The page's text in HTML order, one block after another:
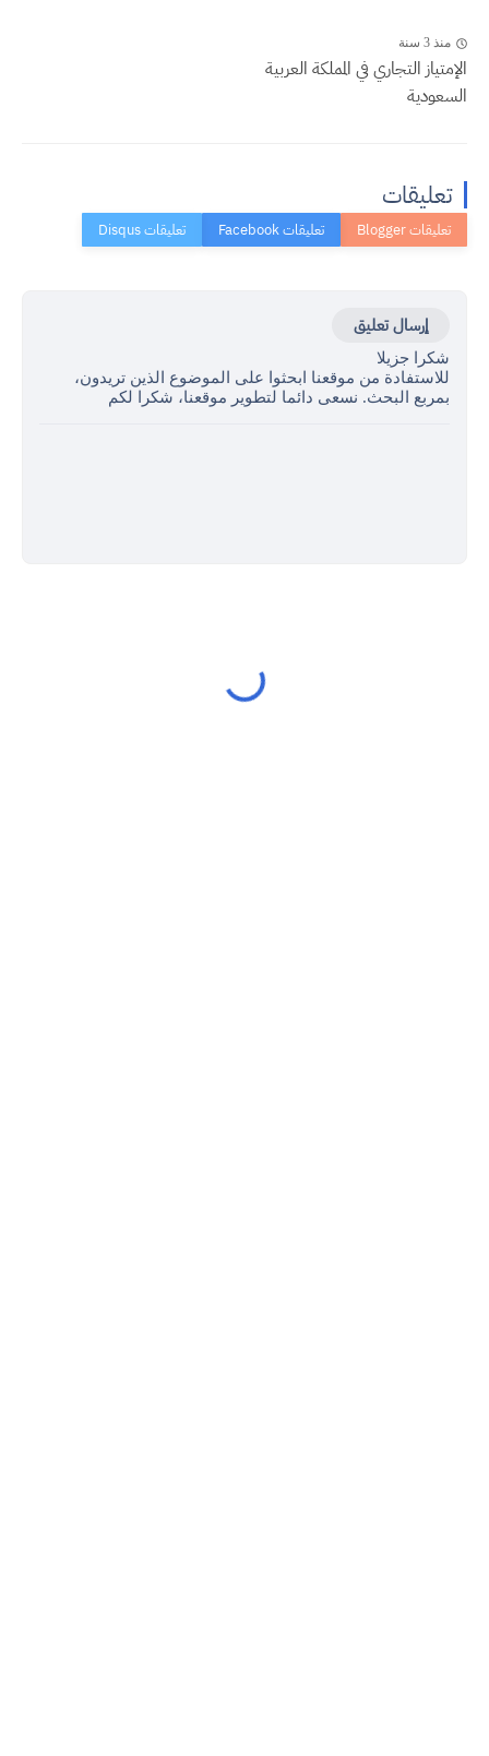
منذ 3 سنة
الإمتياز التجاري في المملكة العربية
السعودية
تعليقات
إرسال تعليق
شكرا جزيلا
للاستفادة من موقعنا ابحثوا على الموضوع الذين تريدون،
بمربع البحث. نسعى دائما لتطوير موقعنا، شكرا لكم